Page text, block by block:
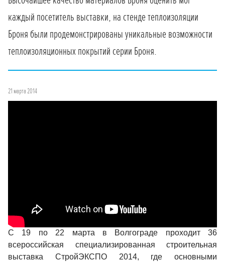
каждый посетитель выставки, на стенде теплоизоляции
Броня были продемонстрированы уникальные возможности
теплоизоляционных покрытий серии Броня.
21 марта 2014
С 19 по 22 марта в Волгограде проходит 36
всероссийская специализированная строительная
выставка СтройЭКСПО 2014, где основными